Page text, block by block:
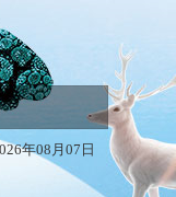
年08月07日